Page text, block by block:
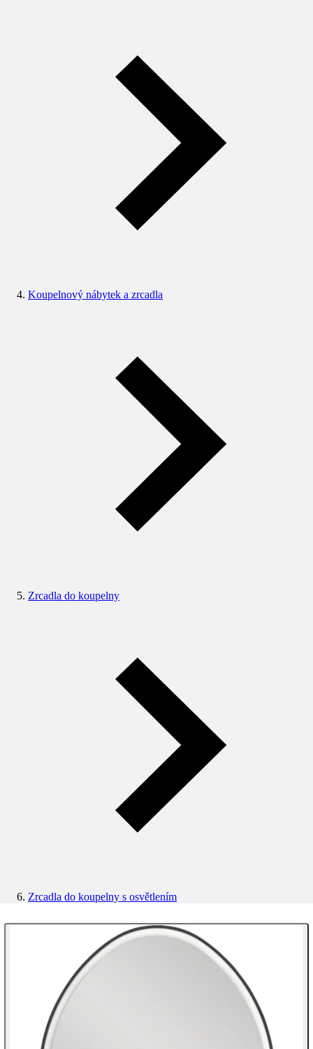
Koupelnový nábytek a zrcadla
Zrcadla do koupelny
Zrcadla do koupelny s osvětlením